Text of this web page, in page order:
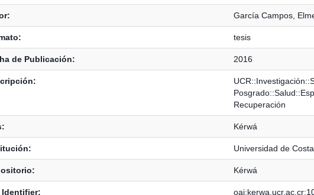
García Campos,
tesis
de Publicación: 2016
Recuperación
Kérwá
Universidad de
Kérwá
Identifier: